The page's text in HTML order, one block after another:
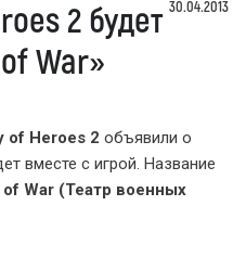
30.04.2013
2 будет
War»
of Heroes 2 объявили о
вместе с игрой. Название
War (Театр военных